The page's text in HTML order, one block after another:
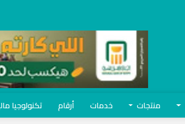
منتجات خدمات أرقام تكنولوجيا